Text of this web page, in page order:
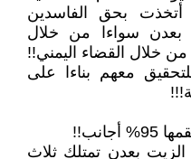
أتخذت بحق الفاسدين
بعدن سواءا من خلال
من خلال القضاء اليمني!!
معهم بناءا على
الزيت بعدن تمتلك ثلاث